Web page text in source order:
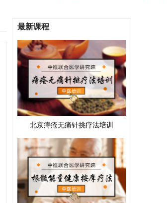
最新课程
北京痔疮无痛针挑疗法培训